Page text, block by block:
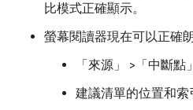
比模式正確顯示。
螢幕閱讀器現在可以正確
「來源」
>「中斷點」
建議清單的位置和索